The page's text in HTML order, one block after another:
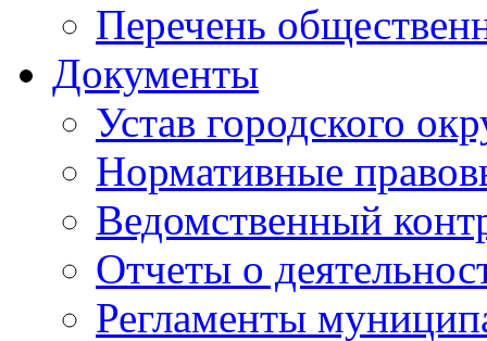
Перечень
Документы
Устав городского
Нормативные
Ведомственный
Отчеты о
Регламенты